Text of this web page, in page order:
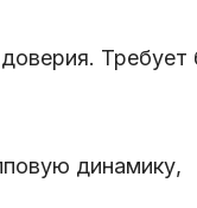
динамику,